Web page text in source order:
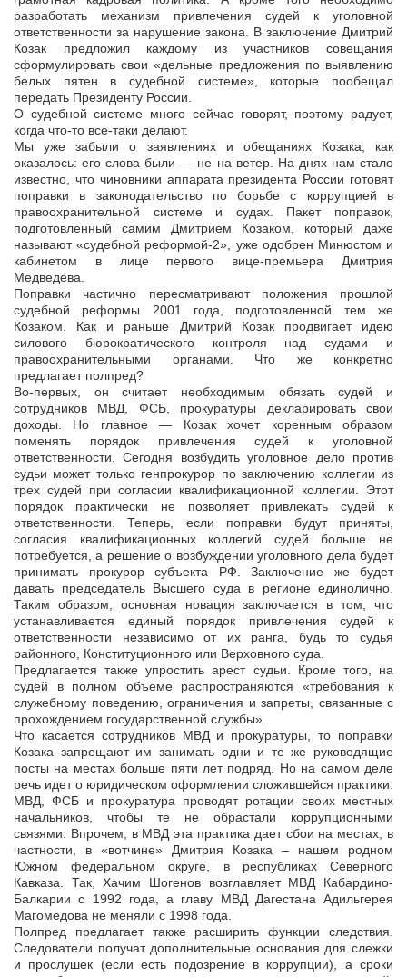
разработать механизм привлечения судей к уголовной
ответственности за нарушение закона. В заключение Дмитрий
Козак предложил каждому из участников совещания
сформулировать свои «дельные предложения по выявлению
белых пятен в судебной системе», которые пообещал
передать Президенту России.
О судебной системе много сейчас говорят, поэтому радует,
когда что-то все-таки делают.
Мы уже забыли о заявлениях и обещаниях Козака, как
оказалось: его слова были — не на ветер. На днях нам стало
известно, что чиновники аппарата президента России готовят
поправки в законодательство по борьбе с коррупцией в
правоохранительной системе и судах. Пакет поправок,
подготовленный самим Дмитрием Козаком, который даже
называют «судебной реформой-2», уже одобрен Минюстом и
кабинетом в лице первого вице-премьера Дмитрия
Медведева.
Поправки частично пересматривают положения прошлой
судебной реформы 2001 года, подготовленной тем же
Козаком. Как и раньше Дмитрий Козак продвигает идею
силового бюрократического контроля над судами и
правоохранительными органами. Что же конкретно
предлагает полпред?
Во-первых, он считает необходимым обязать судей и
сотрудников МВД, ФСБ, прокуратуры декларировать свои
доходы. Но главное — Козак хочет коренным образом
поменять порядок привлечения судей к уголовной
ответственности. Сегодня возбудить уголовное дело против
судьи может только генпрокурор по заключению коллегии из
трех судей при согласии квалификационной коллегии. Этот
порядок практически не позволяет привлекать судей к
ответственности. Теперь, если поправки будут приняты,
согласия квалификационных коллегий судей больше не
потребуется, а решение о возбуждении уголовного дела будет
принимать прокурор субъекта РФ. Заключение же будет
давать председатель Высшего суда в регионе единолично.
Таким образом, основная новация заключается в том, что
устанавливается единый порядок привлечения судей к
ответственности независимо от их ранга, будь то судья
районного, Конституционного или Верховного суда.
Предлагается также упростить арест судьи. Кроме того, на
судей в полном объеме распространяются «требования к
служебному поведению, ограничения и запреты, связанные с
прохождением государственной службы».
Что касается сотрудников МВД и прокуратуры, то поправки
Козака запрещают им занимать одни и те же руководящие
посты на местах больше пяти лет подряд. Но на самом деле
речь идет о юридическом оформлении сложившейся практики:
МВД, ФСБ и прокуратура проводят ротации своих местных
начальников, чтобы те не обрастали коррупционными
связями. Впрочем, в МВД эта практика дает сбои на местах, в
частности, в «вотчине» Дмитрия Козака – нашем родном
Южном федеральном округе, в республиках Северного
Кавказа. Так, Хачим Шогенов возглавляет МВД Кабардино-
Балкарии с 1992 года, а главу МВД Дагестана Адильгерея
Магомедова не меняли с 1998 года.
Полпред предлагает также расширить функции следствия.
Следователи получат дополнительные основания для слежки
и прослушек (если есть подозрение в коррупции), а сроки